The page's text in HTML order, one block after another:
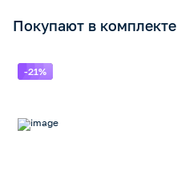
Покупают в комплекте
-21%